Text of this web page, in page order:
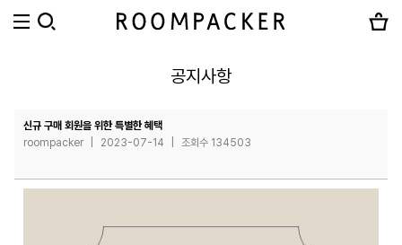
공지사항
신규 구매 회원을 위한 특별한 혜택
roompacker
2023-07-14 조회수 134503